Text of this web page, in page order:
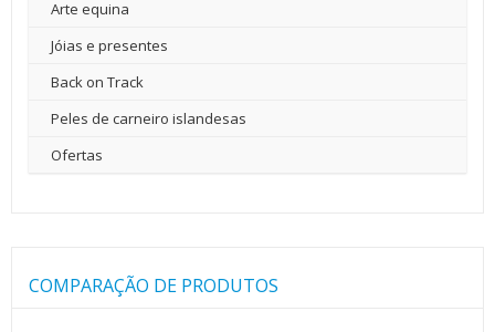
Arte equina
Jóias e presentes
Back on Track
Peles de carneiro islandesas
Ofertas
COMPARAÇÃO DE PRODUTOS